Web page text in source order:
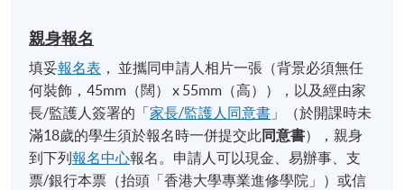
親身報名
填妥報名表 ， 並攜同申請人相片一張（背景必須無任
何裝飾，45mm（闊） x 55mm（高）），以及經由家
長/監護人簽署的「家長/監護人同意書 」（於開課時未
滿18歲的學生須於報名時一併提交此同意書），親身
到下列報名中心報名。申請人可以現金、易辦事、支
票/銀行本票（抬頭「香港大學專業進修學院」）或信